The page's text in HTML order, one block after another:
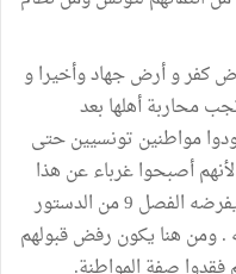
كفر و أرض جهاد وأخيرا و
محاربة أهلها بعد
مواطنين تونسيين حتى
بالفصل 25 المذكور لأنهم أصبحوا غرباء عن هذا
البلد الطيب ولا يؤمنون ولا يلتزمون بما يفرضه الفصل 9 من الدستور
ومن هنا يكون رفض قبولهم